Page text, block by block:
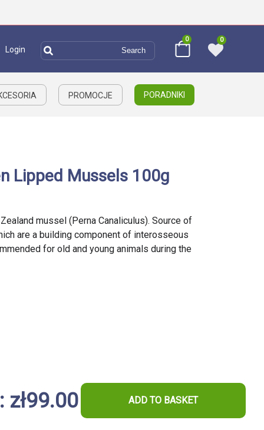
Login
0 0
PROMOCJE PORADNIKI
Lipped Mussels 100g
mussel (Perna Canaliculus). Source of
are a building component of interosseous
for old and young animals during the
zł99.00 ADD TO BASKET